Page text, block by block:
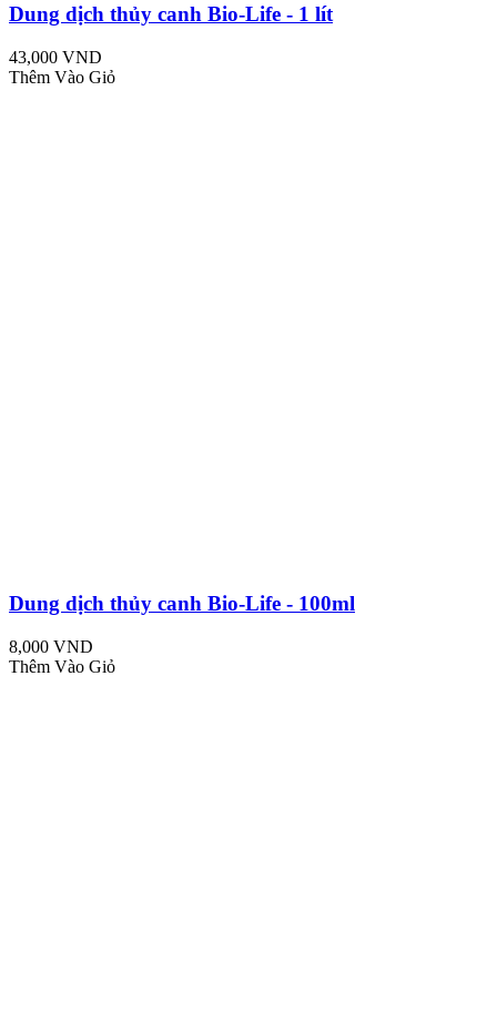
Dung dịch thủy canh Bio-Life - 1 lít
43,000 VND
Thêm Vào Giỏ
Dung dịch thủy canh Bio-Life - 100ml
8,000 VND
Thêm Vào Giỏ